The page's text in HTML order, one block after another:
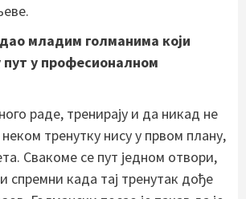
младим голманима који
у професионалном
раде, тренирају и да никад не
неком тренутку нису у првом плану,
Свакоме се пут једном отвори,
спремни када тај тренутак дође